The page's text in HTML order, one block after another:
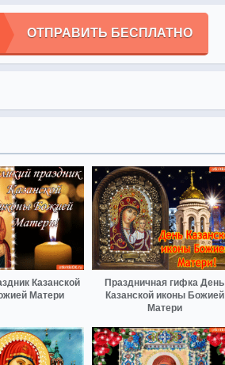
ОТПРАВИТЬ БЕСПЛАТНО
Казанской
Матери
Праздничная гифка День
Казанской иконы Божией
Матери